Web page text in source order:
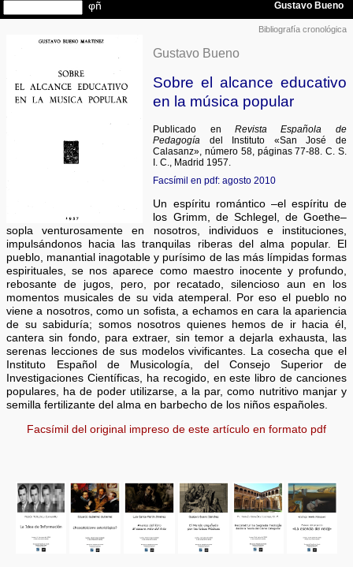
Bibliografía cronológica
Gustavo Bueno
Sobre el alcance educativo
en la música popular
Publicado enRevista Española de
Pedagogía
del Instituto «San José de
Calasanz», número 58, páginas 77-88. C. S.
I. C., Madrid 1957.
Facsímil en pdf: agosto 2010
Un espíritu romántico –el espíritu de
los Grimm, de Schlegel, de Goethe–
sopla venturosamente en nosotros, individuos e instituciones,
impulsándonos hacia las tranquilas riberas del alma popular. El
pueblo, manantial inagotable y purísimo de las más límpidas formas
espirituales, se nos aparece como maestro inocente y profundo,
rebosante de jugos, pero, por recatado, silencioso aun en los
momentos musicales de su vida atemperal. Por eso el pueblo no
viene a nosotros, como un sofista, a echamos en cara la apariencia
de su sabiduría; somos nosotros quienes hemos de ir hacia él,
cantera sin fondo, para extraer, sin temor a dejarla exhausta, las
serenas lecciones de sus modelos vivificantes. La cosecha que el
Instituto Español de Musicología, del Consejo Superior de
Investigaciones Científicas, ha recogido, en este libro de canciones
populares, ha de poder utilizarse, a la par, como nutritivo manjar y
semilla fertilizante del alma en barbecho de los niños españoles.
Facsímil del original impreso de este artículo en formato pdf